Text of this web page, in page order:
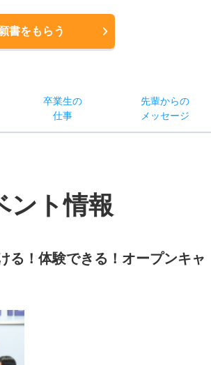
書をもらう
卒業生の
仕事
先輩からの
メッセージ
ント情報
る！体験できる！オープンキャ